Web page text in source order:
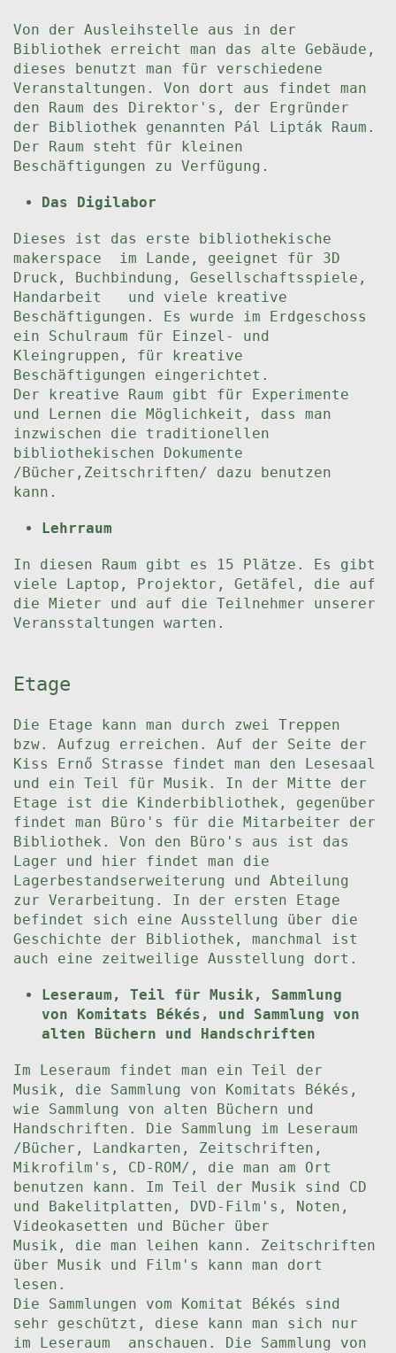
Von der Ausleihstelle aus in der
Bibliothek erreicht man das alte Gebäude,
dieses benutzt man für verschiedene
Veranstaltungen. Von dort aus findet man
den Raum des Direktor's, der Ergründer
der Bibliothek genannten Pál Lipták Raum.
Der Raum steht für kleinen
Beschäftigungen zu Verfügung.
Das Digilabor
Dieses ist das erste bibliothekische
makerspace im Lande, geeignet für 3D
Druck, Buchbindung, Gesellschaftsspiele,
Handarbeit und viele kreative
Beschäftigungen. Es wurde im Erdgeschoss
ein Schulraum für Einzel- und
Kleingruppen, für kreative
Beschäftigungen eingerichtet.
Der kreative Raum gibt für Experimente
und Lernen die Möglichkeit, dass man
inzwischen die traditionellen
bibliothekischen Dokumente
/Bücher,Zeitschriften/ dazu benutzen
kann.
Lehrraum
In diesen Raum gibt es 15 Plätze. Es gibt
viele Laptop, Projektor, Getäfel, die auf
die Mieter und auf die Teilnehmer unserer
Veransstaltungen warten.
Etage
Die Etage kann man durch zwei Treppen
bzw. Aufzug erreichen. Auf der Seite der
Kiss Ernő Strasse findet man den Lesesaal
und ein Teil für Musik. In der Mitte der
Etage ist die Kinderbibliothek, gegenüber
findet man Büro's für die Mitarbeiter der
Bibliothek. Von den Büro's aus ist das
Lager und hier findet man die
Lagerbestandserweiterung und Abteilung
zur Verarbeitung. In der ersten Etage
befindet sich eine Ausstellung über die
Geschichte der Bibliothek, manchmal ist
auch eine zeitweilige Ausstellung dort.
Leseraum, Teil für Musik, Sammlung
von Komitats Békés, und Sammlung von
alten Büchern und Handschriften
Im Leseraum findet man ein Teil der
Musik, die Sammlung von Komitats Békés,
wie Sammlung von alten Büchern und
Handschriften. Die Sammlung im Leseraum
/Bücher, Landkarten, Zeitschriften,
Mikrofilm's, CD-ROM/, die man am Ort
benutzen kann. Im Teil der Musik sind CD
und Bakelitplatten, DVD-Film's, Noten,
Videokasetten und Bücher über
Musik, die man leihen kann. Zeitschriften
über Musik und Film's kann man dort
lesen.
Die Sammlungen vom Komitat Békés sind
sehr geschützt, diese kann man sich nur
im Leseraum anschauen. Die Sammlung von